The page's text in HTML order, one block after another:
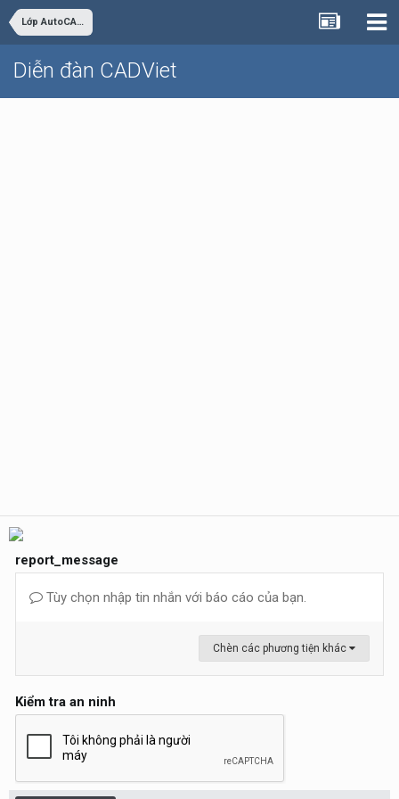
Lớp AutoCAD Cơ bản trực tuyến
Diễn đàn CADViet
report_message
Tùy chọn nhập tin nhắn với báo cáo của bạn.
Chèn các phương tiện khác
Kiểm tra an ninh